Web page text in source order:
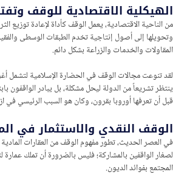
الهيكلية الاقتصادية للوقف
من الناحية الاقتصادية، يعمل الوقف كأداة لإعادة
وتحويلها إلى أصول إنتاجية تخدم الطبقات الوسطى
المقاولات والخدمات والزراعة بشكل دائم.
لقد تنوعت مجالات الوقف في الحضارة الإسلامية لتشمل
قبل أن تعرفها أوروبا بقرون، وكان هو السبب الرئيسي في
الوقف النقدي والاستثمار في
في العصر الحديث، تطور مفهوم الوقف من العقارات
لصغار الواقفين بالمشاركة؛ فليس بالضرورة أن تملك
المجتمع بفوائد الديون.